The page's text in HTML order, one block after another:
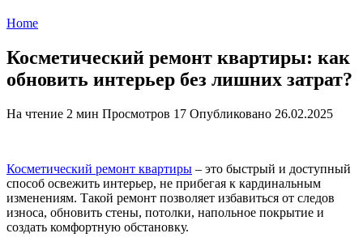
Home
Косметический ремонт квартиры: как
обновить интерьер без лишних затрат?
На чтение 2 мин Просмотров 17 Опубликовано 26.02.2025
Косметический ремонт квартиры – это быстрый и доступный
способ освежить интерьер, не прибегая к кардинальным
изменениям. Такой ремонт позволяет избавиться от следов
износа, обновить стены, потолки, напольное покрытие и
создать комфортную обстановку.